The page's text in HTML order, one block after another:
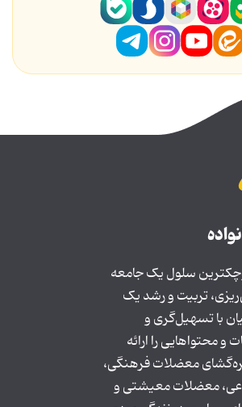
سلول یک جامعه
تربیت و رشد یک
با تسهیل‌گری و
و محتواهایی را ارائه
معضلات فرهنگی،
معضلات معیشتی و